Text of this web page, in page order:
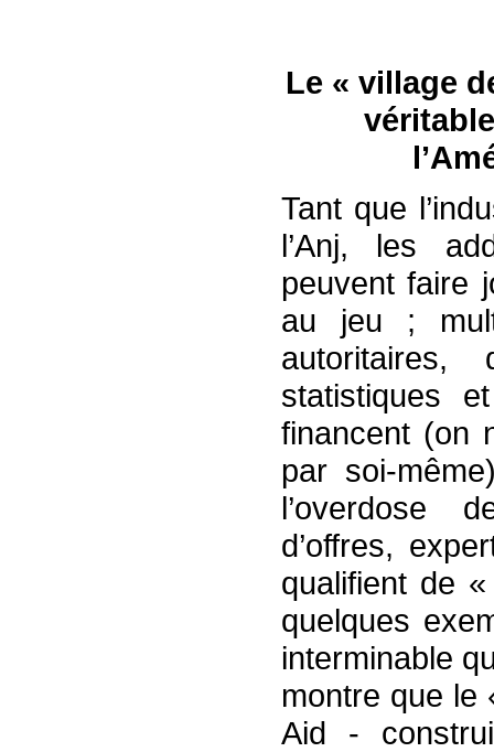
Le « village
Tant que
l’Anj, les
peuvent faire
au jeu ;
autoritaires,
statistiques
financent (on
par soi-
l’overdose
d’offres,
qualifient de
quelques
interminable
montre que le
Aid -